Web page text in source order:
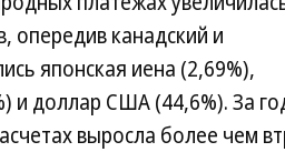
опередив канадский и
японская иена (2,69%),
и доллар США (44,6%). За
выросла более чем